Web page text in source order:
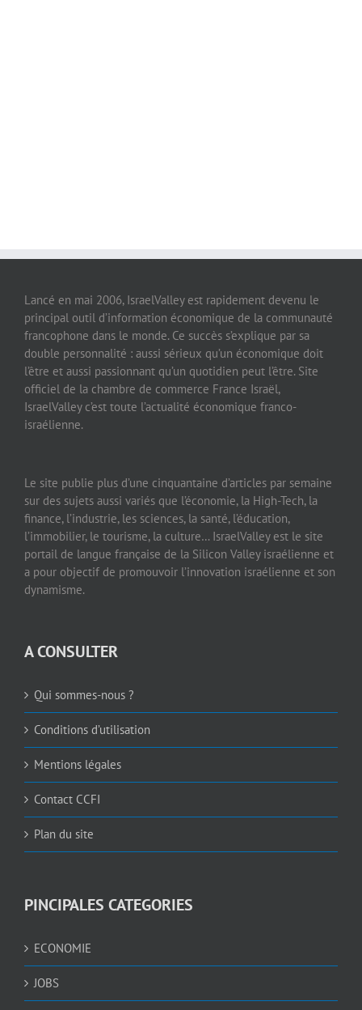
Lancé en mai 2006, IsraelValley est rapidement devenu le
principal outil d’information économique de la communauté
francophone dans le monde. Ce succès s’explique par sa
double personnalité : aussi sérieux qu’un économique doit
l’être et aussi passionnant qu’un quotidien peut l’être. Site
officiel de la chambre de commerce France Israël,
IsraelValley c’est toute l’actualité économique franco-
israélienne.
Le site publie plus d’une cinquantaine d’articles par semaine
sur des sujets aussi variés que l’économie, la High-Tech, la
finance, l’industrie, les sciences, la santé, l’éducation,
l’immobilier, le tourisme, la culture… IsraelValley est le site
portail de langue française de la Silicon Valley israélienne et
a pour objectif de promouvoir l’innovation israélienne et son
dynamisme.
A CONSULTER
Qui sommes-nous ?
Conditions d’utilisation
Mentions légales
Contact CCFI
Plan du site
PINCIPALES CATEGORIES
ECONOMIE
JOBS